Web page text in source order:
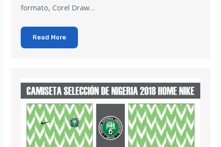
formato, Corel Draw…
Read More